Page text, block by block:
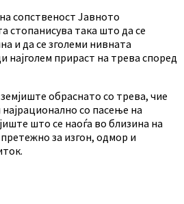
сопственост Јавното
стопанисува така што да се
и да се зголеми нивната
најголем прираст на трева според
обраснато со трева, чие
со пасење на
што се наоѓа во близина на
за изгон, одмор и